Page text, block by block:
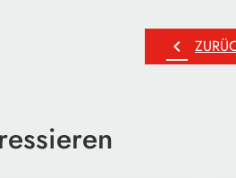
chevron_left